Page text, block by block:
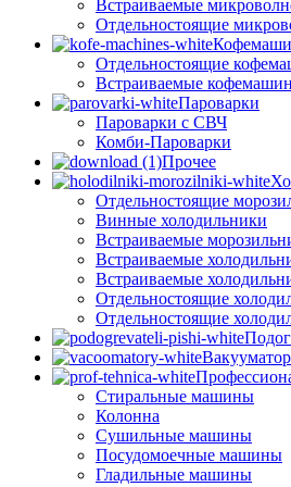
Встраиваемые
Отдельностоящие
Отдельностоящие
Встраиваемые
Пароварки
Пароварки с СВЧ
Комби-Пароварки
Прочее
Отдельностоящие
Винные холодильники
Встраиваемые
Встраиваемые
Встраиваемые
Отдельностоящие
Отдельностоящие
Стиральные машины
Колонна
Сушильные машины
Посудомоечные машины
Гладильные машины